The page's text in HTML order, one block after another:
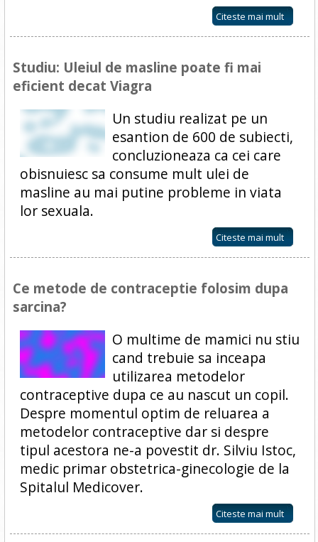
Citeste mai mult
Studiu: Uleiul de masline poate fi mai
eficient decat Viagra
Un studiu realizat pe un
esantion de 600 de subiecti,
concluzioneaza ca cei care
obisnuiesc sa consume mult ulei de
masline au mai putine probleme in viata
lor sexuala.
Citeste mai mult
Ce metode de contraceptie folosim dupa
sarcina?
O multime de mamici nu stiu
cand trebuie sa inceapa
utilizarea metodelor
contraceptive dupa ce au nascut un copil.
Despre momentul optim de reluarea a
metodelor contraceptive dar si despre
tipul acestora ne-a povestit dr. Silviu Istoc,
medic primar obstetrica-ginecologie de la
Spitalul Medicover.
Citeste mai mult